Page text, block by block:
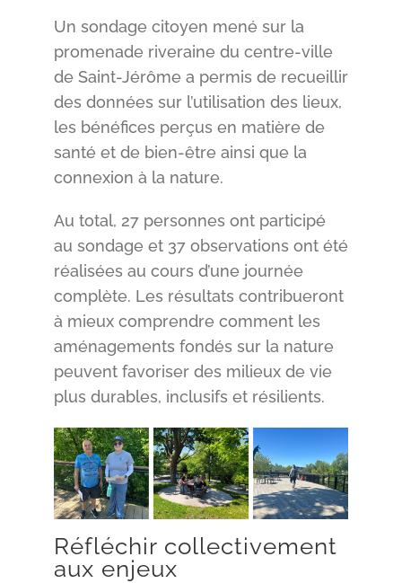
Un sondage citoyen mené sur la
promenade riveraine du centre-ville
de Saint-Jérôme a permis de recueillir
des données sur l’utilisation des lieux,
les bénéfices perçus en matière de
santé et de bien-être ainsi que la
connexion à la nature.
Au total, 27 personnes ont participé
au sondage et 37 observations ont été
réalisées au cours d’une journée
complète. Les résultats contribueront
à mieux comprendre comment les
aménagements fondés sur la nature
peuvent favoriser des milieux de vie
plus durables, inclusifs et résilients.
Réfléchir collectivement
aux enjeux